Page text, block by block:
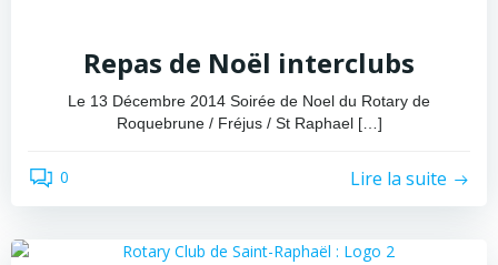
Repas de Noël interclubs
Le 13 Décembre 2014 Soirée de Noel du Rotary de
Roquebrune / Fréjus / St Raphael […]
0 Lire la suite